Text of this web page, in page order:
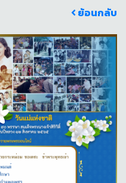
ย้อนกลับ